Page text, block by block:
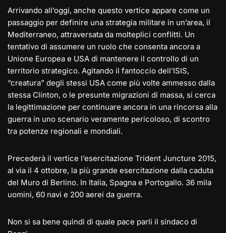
Arrivando all’oggi, anche questo vertice appare come un
passaggio per definire una strategia militare in un’area, il
Mediterraneo, attraversata da molteplici conflitti. Un
tentativo di assumere un ruolo che consenta ancora a
Unione Europea e USA di mantenere il controllo di un
territorio strategico. Agitando il fantoccio dell’ISIS,
“creatura” degli stessi USA come più volte ammesso dalla
stessa Clinton, o le presunte migrazioni di massa, si cerca
la legittimazione per continuare ancora in una rincorsa alla
guerra in uno scenario veramente pericoloso, di scontro
tra potenze regionali e mondiali.
Precederà il vertice l’esercitazione Trident Juncture 2015,
al via il 4 ottobre, la più grande esercitazione dalla caduta
del Muro di Berlino. In Italia, Spagna e Portogallo. 36 mila
uomini, 60 navi e 200 aerei da guerra.
Non si sa bene quindi di quale pace parli il sindaco di